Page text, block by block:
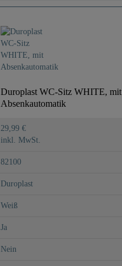
Duroplast WC-Sitz WHITE, mit
Absenkautomatik
29,99 €
inkl. MwSt.
82100
Duroplast
Weiß
Ja
Nein